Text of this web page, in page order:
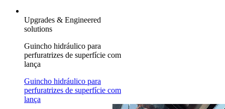
Upgrades & Engineered
solutions
Guincho hidráulico para
perfuratrizes de superfície com
lança
Guincho hidráulico para
perfuratrizes de superfície com
lança